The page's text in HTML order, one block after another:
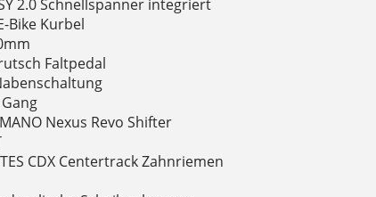
2.0 Schnellspanner integriert
Bike Kurbel
Faltpedal
Nexus Revo Shifter
CDX Centertrack Zahnriemen